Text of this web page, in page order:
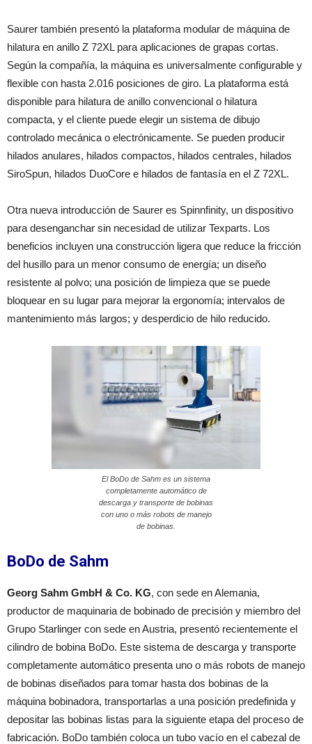
Saurer también presentó la plataforma modular de máquina de
hilatura en anillo Z 72XL para aplicaciones de grapas cortas.
Según la compañía, la máquina es universalmente configurable y
flexible con hasta 2.016 posiciones de giro. La plataforma está
disponible para hilatura de anillo convencional o hilatura
compacta, y el cliente puede elegir un sistema de dibujo
controlado mecánica o electrónicamente. Se pueden producir
hilados anulares, hilados compactos, hilados centrales, hilados
SiroSpun, hilados DuoCore e hilados de fantasía en el Z 72XL.
Otra nueva introducción de Saurer es Spinnfinity, un dispositivo
para desenganchar sin necesidad de utilizar Texparts. Los
beneficios incluyen una construcción ligera que reduce la fricción
del husillo para un menor consumo de energía; un diseño
resistente al polvo; una posición de limpieza que se puede
bloquear en su lugar para mejorar la ergonomía; intervalos de
mantenimiento más largos; y desperdicio de hilo reducido.
El BoDo de Sahm es un sistema
completamente automático de
descarga y transporte de bobinas
con uno o más robots de manejo
de bobinas.
BoDo de Sahm
Georg Sahm GmbH & Co. KG, con sede en Alemania,
productor de maquinaria de bobinado de precisión y miembro del
Grupo Starlinger con sede en Austria, presentó recientemente el
cilindro de bobina BoDo. Este sistema de descarga y transporte
completamente automático presenta uno o más robots de manejo
de bobinas diseñados para tomar hasta dos bobinas de la
máquina bobinadora, transportarlas a una posición predefinida y
depositar las bobinas listas para la siguiente etapa del proceso de
fabricación. BoDo también coloca un tubo vacío en el cabezal de